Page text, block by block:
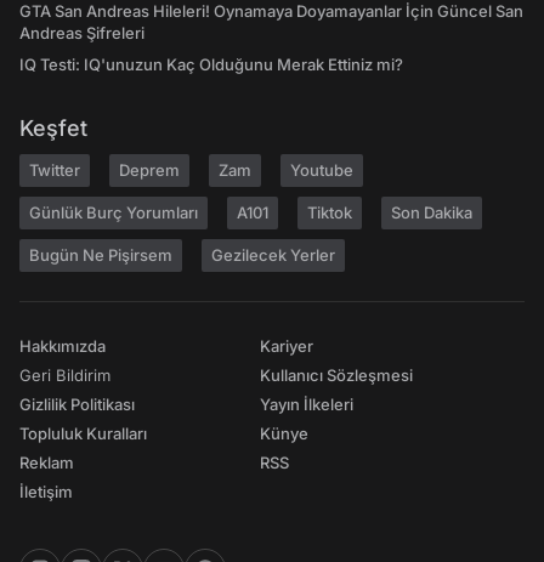
GTA San Andreas Hileleri! Oynamaya Doyamayanlar İçin Güncel San
Andreas Şifreleri
IQ Testi: IQ'unuzun Kaç Olduğunu Merak Ettiniz mi?
Keşfet
Twitter Deprem Zam Youtube
Günlük Burç Yorumları A101 Tiktok Son Dakika
Bugün Ne Pişirsem Gezilecek Yerler
Hakkımızda
Geri Bildirim
Gizlilik Politikası
Topluluk Kuralları
Reklam
İletişim
Kariyer
Kullanıcı Sözleşmesi
Yayın İlkeleri
Künye
RSS